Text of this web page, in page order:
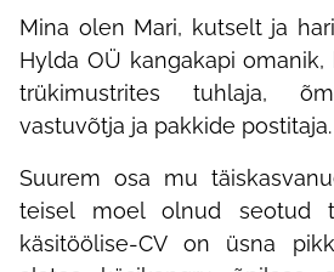
Mina olen Mari, kutselt ja
Hylda OÜ kangakapi omanik,
trükimustrites tuhlaja,
vastuvõtja ja pakkide postitaja.
Suurem osa mu
teisel moel olnud seotud
käsitöölise-CV on üsna